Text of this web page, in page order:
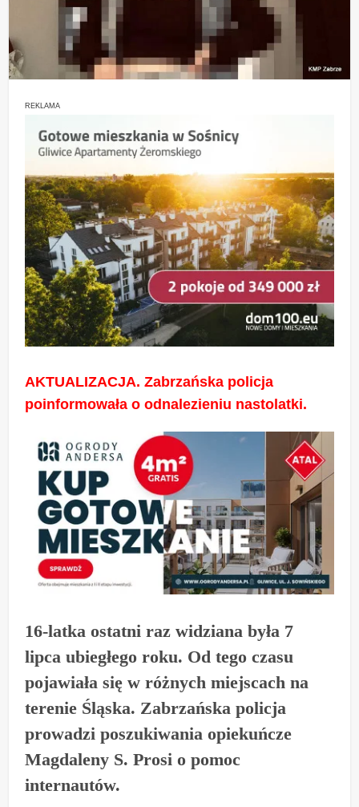
REKLAMA
AKTUALIZACJA. Zabrzańska policja
poinformowała o odnalezieniu nastolatki.
16-latka ostatni raz widziana była 7
lipca ubiegłego roku. Od tego czasu
pojawiała się w różnych miejscach na
terenie Śląska. Zabrzańska policja
prowadzi poszukiwania opiekuńcze
Magdaleny S. Prosi o pomoc
internautów.